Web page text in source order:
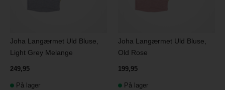
Joha Langærmet Uld Bluse,
Light Grey Melange
249,95
På lager
Joha Langærmet Uld Bluse,
Old Rose
199,95
På lager